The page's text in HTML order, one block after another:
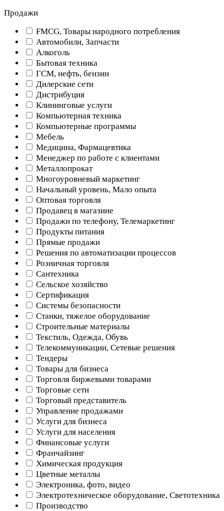
Продажи
FMCG, Товары народного потребления
Автомобили, Запчасти
Алкоголь
Бытовая техника
ГСМ, нефть, бензин
Дилерские сети
Дистрибуция
Клининговые услуги
Компьютерная техника
Компьютерные программы
Мебель
Медицина, Фармацевтика
Менеджер по работе с клиентами
Металлопрокат
Многоуровневый маркетинг
Начальный уровень, Мало опыта
Оптовая торговля
Продавец в магазине
Продажи по телефону, Телемаркетинг
Продукты питания
Прямые продажи
Решения по автоматизации процессов
Розничная торговля
Сантехника
Сельское хозяйство
Сертификация
Системы безопасности
Станки, тяжелое оборудование
Строительные материалы
Текстиль, Одежда, Обувь
Телекоммуникации, Сетевые решения
Тендеры
Товары для бизнеса
Торговля биржевыми товарами
Торговые сети
Торговый представитель
Управление продажами
Услуги для бизнеса
Услуги для населения
Финансовые услуги
Франчайзинг
Химическая продукция
Цветные металлы
Электроника, фото, видео
Электротехническое оборудование, Светотехника
Производство